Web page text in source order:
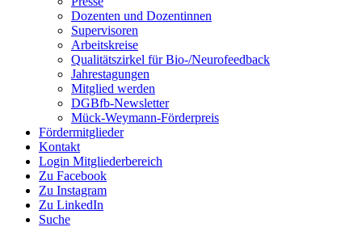
Dozenten und Dozentinnen
Supervisoren
Arbeitskreise
Qualitätszirkel für Bio-/Neurofeedback
Jahrestagungen
Mitglied werden
DGBfb-Newsletter
Mück-Weymann-Förderpreis
Fördermitglieder
Kontakt
Login Mitgliederbereich
Zu Facebook
Zu Instagram
Zu LinkedIn
Suche